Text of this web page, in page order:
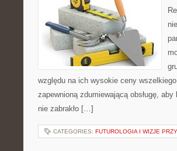
względu na ich wysokie ceny
zapewnioną zdumiewającą obsługę,
nie zabrakło […]
CATEGORIES: FUTUROLOGIA I WIZJE